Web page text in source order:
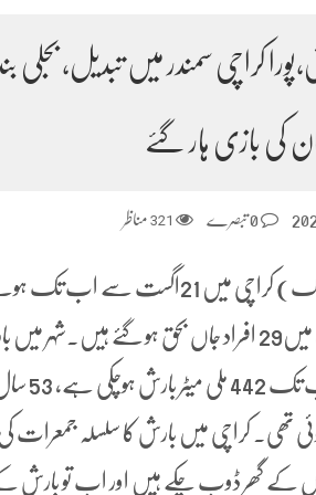
کراچی سمندر میں تبدیل،
کی بازی ہار گئے
0 تبصرے 321 مناظر
کراچی (نیوز ڈیسک) کراچی میں
مختلف حادثات میں29 افراد جاں بحق ہو گئے
تھی۔ کراچی میں بارش کا سلسلہ
کے گھر ڈوب چکے ہیں اور اب تو بارش